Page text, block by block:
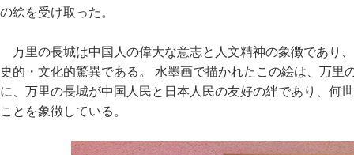
の絵を受け取った。
万里の長城は中国人の偉大な意志と人文精神の象徴であり
史的・文化的驚異である。 水墨画で描かれたこの絵は、万里
に、万里の長城が中国人民と日本人民の友好の絆であり、何
ことを象徴している。